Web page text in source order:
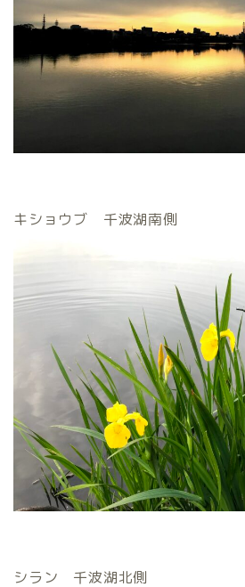
キショウブ 千波湖南側
シラン 千波湖北側